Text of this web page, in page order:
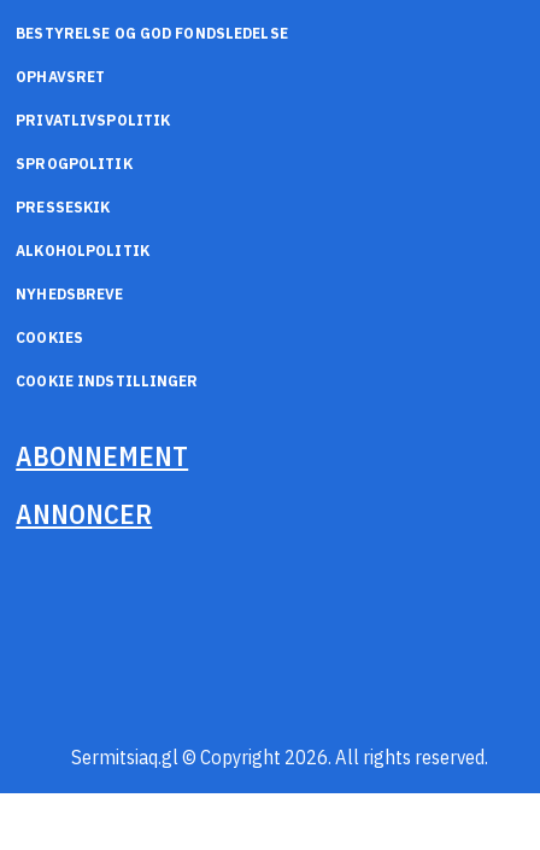
BESTYRELSE OG GOD FONDSLEDELSE
OPHAVSRET
PRIVATLIVSPOLITIK
SPROGPOLITIK
PRESSESKIK
ALKOHOLPOLITIK
NYHEDSBREVE
COOKIES
COOKIE INDSTILLINGER
ABONNEMENT
ANNONCER
Sermitsiaq.gl © Copyright 2026. All rights reserved.